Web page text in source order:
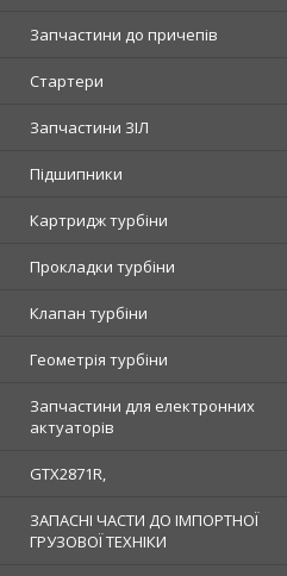
Запчастини до причепів
Стартери
Запчастини ЗІЛ
Підшипники
Картридж турбіни
Прокладки турбіни
Клапан турбіни
Геометрія турбіни
Запчастини для електронних
актуаторів
GTX2871R,
ЗАПАСНІ ЧАСТИ ДО ІМПОРТНОЇ
ГРУЗОВОЇ ТЕХНІКИ